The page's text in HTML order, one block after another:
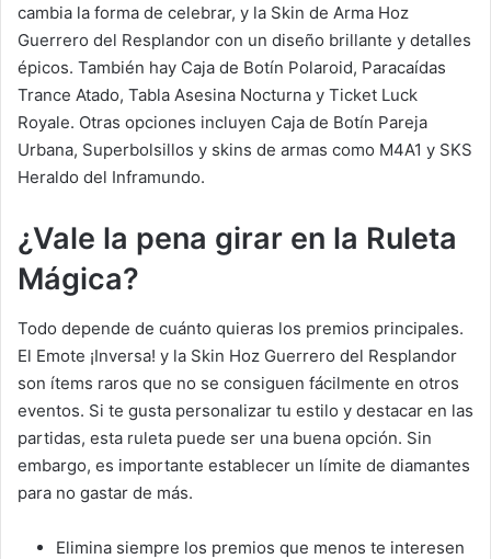
cambia la forma de celebrar, y la Skin de Arma Hoz
Guerrero del Resplandor con un diseño brillante y detalles
épicos. También hay Caja de Botín Polaroid, Paracaídas
Trance Atado, Tabla Asesina Nocturna y Ticket Luck
Royale. Otras opciones incluyen Caja de Botín Pareja
Urbana, Superbolsillos y skins de armas como M4A1 y SKS
Heraldo del Inframundo.
¿Vale la pena girar en la Ruleta
Mágica?
Todo depende de cuánto quieras los premios principales.
El Emote ¡Inversa! y la Skin Hoz Guerrero del Resplandor
son ítems raros que no se consiguen fácilmente en otros
eventos. Si te gusta personalizar tu estilo y destacar en las
partidas, esta ruleta puede ser una buena opción. Sin
embargo, es importante establecer un límite de diamantes
para no gastar de más.
Elimina siempre los premios que menos te interesen